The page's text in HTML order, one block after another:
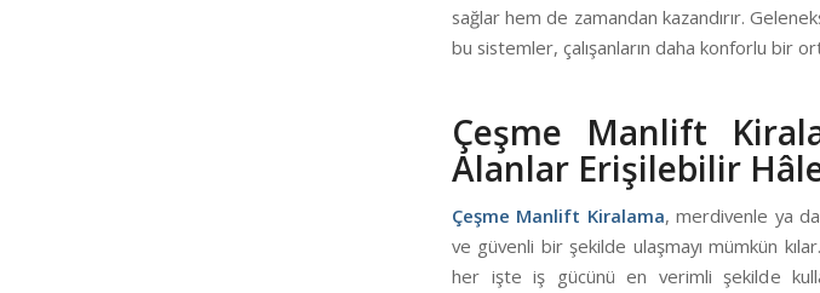
sağlar hem de zamandan kazandırır.
bu sistemler, çalışanların daha konforlu bir
Çeşme Manlift
Alanlar Erişilebilir
Çeşme Manlift Kiralama, merdivenle ya
ve güvenli bir şekilde ulaşmayı mümkün
her işte iş gücünü en verimli şekilde